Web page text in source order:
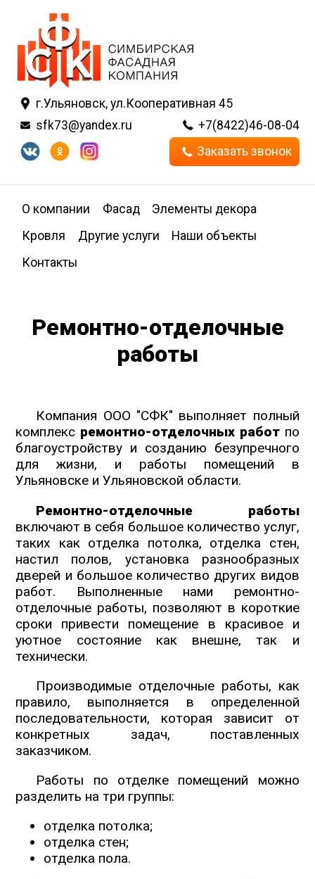
г.Ульяновск, ул.Кооперативная 45
sfk73@yandex.ru
+7(8422)46-08-04
Заказать звонок
О компании Фасад
Элементы декора
Кровля
Другие услуги
Наши объекты
Контакты
Ремонтно-отделочные
работы
Компания ООО "СФК" выполняет полный
комплекс ремонтно-отделочных работпо
благоустройству и созданию безупречного
для жизни, и работы помещений в
Ульяновске и Ульяновской области.
Ремонтно-отделочные работы
включают в себя большое количество услуг,
таких как отделка потолка, отделка стен,
настил полов, установка разнообразных
дверей и большое количество других видов
работ. Выполненные нами ремонтно-
отделочные работы, позволяют в короткие
сроки привести помещение в красивое и
уютное состояние как внешне, так и
технически.
Производимые отделочные работы, как
правило, выполняется в определенной
последовательности, которая зависит от
конкретных задач, поставленных
заказчиком.
Работы по отделке помещений можно
разделить на три группы:
отделка потолка;
отделка стен;
отделка пола.